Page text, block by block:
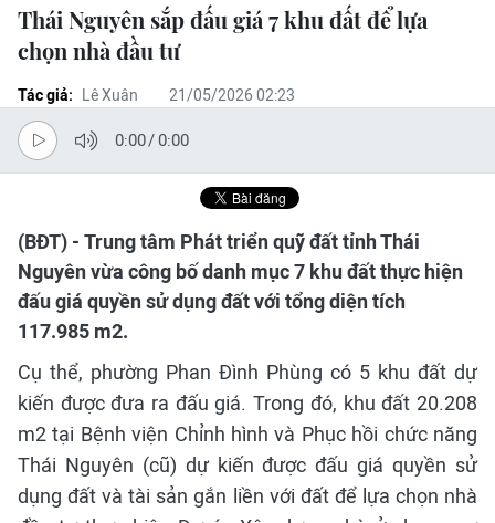
Thái Nguyên sắp đấu giá 7 khu đất để lựa
chọn nhà đầu tư
Tác giả: Lê Xuân 21/05/2026 02:23
0:00/0:00
(BĐT) - Trung tâm Phát triển quỹ đất tỉnh Thái
Nguyên vừa công bố danh mục 7 khu đất thực hiện
đấu giá quyền sử dụng đất với tổng diện tích
117.985 m2.
Cụ thể, phường Phan Đình Phùng có 5 khu đất dự
kiến được đưa ra đấu giá. Trong đó, khu đất 20.208
m2 tại Bệnh viện Chỉnh hình và Phục hồi chức năng
Thái Nguyên (cũ) dự kiến được đấu giá quyền sử
dụng đất và tài sản gắn liền với đất để lựa chọn nhà